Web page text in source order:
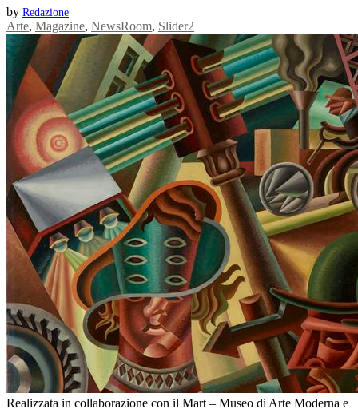
by Redazione
Arte, Magazine, NewsRoom, Slider2
Realizzata in collaborazione con il Mart – Museo di Arte Moderna e